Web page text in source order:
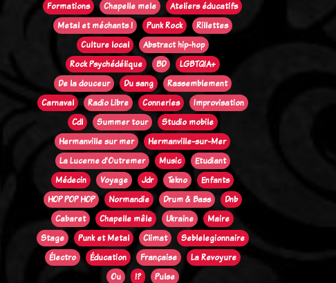
Formations
Chapelle mele
Ateliers éducatifs
Metal et méchants !
Punk Rock
Rillettes
Culture local
Abstract hip-hop
Rock Psychédélique
BD
LGBTQIA+
De la douceur
Du sang
Rassemblement
Carnaval
Radio Libre Conneries
Improvisation
Cdl
Summer tour
Studio mobile
Hermanville sur mer
Hermanville-sur-Mer
La Lucerne d'Outremer
Music
Etudiant
Médecin
Voyage Jdr Tekno
Enfants
HOP POP HOP
Normandie Drum & Bass
Dnb
Cabaret
Chapelle mêle Ukraine
Maire
Stage
Punk et Metal Climat
Seblelegionnaire
Électro
Éducation Française
La Revoyure
Ou
!?
Pulse